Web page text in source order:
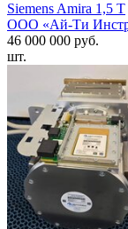
Siemens Amira 1,5 Т
ООО «Ай-Ти
46 000 000 руб.
шт.